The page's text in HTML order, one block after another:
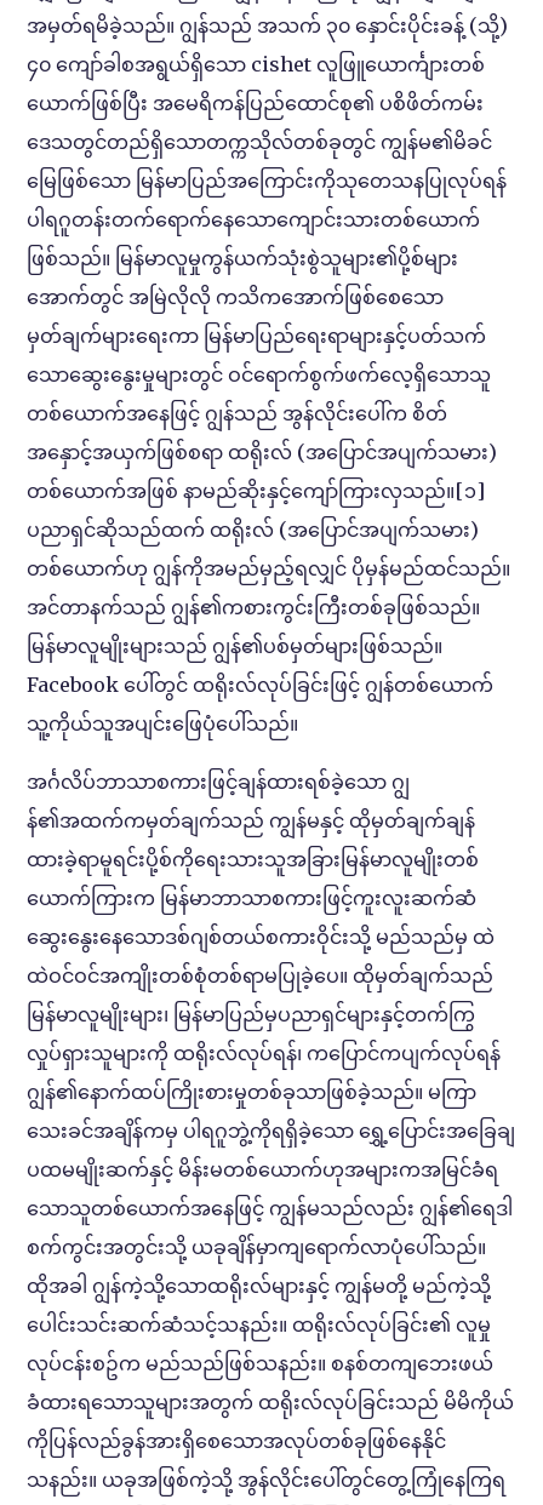
အမှတ်ရမိခဲ့သည်။ ဂျွန်သည် အသက် ၃၀ နှောင်းပိုင်းခန့် (သို့)
၄၀ ကျော်ခါစအရွယ်ရှိသော cishet လူဖြူယောင်္ကျားတစ်
ယောက်ဖြစ်ပြီး အမေရိကန်ပြည်ထောင်စု၏ ပစိဖိတ်ကမ်း
ဒေသတွင်တည်ရှိသောတက္ကသိုလ်တစ်ခုတွင် ကျွန်မ၏မိခင်
မြေဖြစ်သော မြန်မာပြည်အကြောင်းကိုသုတေသနပြုလုပ်ရန်
ပါရဂူတန်းတက်ရောက်နေသောကျောင်းသားတစ်ယောက်
ဖြစ်သည်။ မြန်မာလူမှုကွန်ယက်သုံးစွဲသူများ၏ပို့စ်များ
အောက်တွင် အမြဲလိုလို ကသိကအောက်ဖြစ်စေသော
မှတ်ချက်များရေးကာ မြန်မာပြည်ရေးရာများနှင့်ပတ်သက်
သောဆွေးနွေးမှုများတွင် ဝင်ရောက်စွက်ဖက်လေ့ရှိသောသူ
တစ်ယောက်အနေဖြင့် ဂျွန်သည် အွန်လိုင်းပေါ်က စိတ်
အနှောင့်အယှက်ဖြစ်စရာ ထရိုးလ် (အပြောင်အပျက်သမား)
တစ်ယောက်အဖြစ် နာမည်ဆိုးနှင့်ကျော်ကြားလှသည်။[၁]
ပညာရှင်ဆိုသည်ထက် ထရိုးလ် (အပြောင်အပျက်သမား)
တစ်ယောက်ဟု ဂျွန်ကိုအမည်မှည့်ရလျှင် ပိုမှန်မည်ထင်သည်။
အင်တာနက်သည် ဂျွန်၏ကစားကွင်းကြီးတစ်ခုဖြစ်သည်။
မြန်မာလူမျိုးများသည် ဂျွန်၏ပစ်မှတ်များဖြစ်သည်။
Facebook ပေါ်တွင် ထရိုးလ်လုပ်ခြင်းဖြင့် ဂျွန်တစ်ယောက်
သူ့ကိုယ်သူအပျင်းဖြေပုံပေါ်သည်။
အင်္ဂလိပ်ဘာသာစကားဖြင့်ချန်ထားရစ်ခဲ့သော ဂျွ
န်၏အထက်ကမှတ်ချက်သည် ကျွန်မနှင့် ထိုမှတ်ချက်ချန်
ထားခဲ့ရာမူရင်းပို့စ်ကိုရေးသားသူအခြားမြန်မာလူမျိုးတစ်
ယောက်ကြားက မြန်မာဘာသာစကားဖြင့်ကူးလူးဆက်ဆံ
ဆွေးနွေးနေသောဒစ်ဂျစ်တယ်စကားဝိုင်းသို့ မည်သည်မှ ထဲ
ထဲဝင်ဝင်အကျိုးတစ်စုံတစ်ရာမပြုခဲ့ပေ။ ထိုမှတ်ချက်သည်
မြန်မာလူမျိုးများ၊ မြန်မာပြည်မှပညာရှင်များနှင့်တက်ကြွ
လှုပ်ရှားသူများကို ထရိုးလ်လုပ်ရန်၊ ကပြောင်ကပျက်လုပ်ရန်
ဂျွန်၏နောက်ထပ်ကြိုးစားမှုတစ်ခုသာဖြစ်ခဲ့သည်။ မကြာ
သေးခင်အချိန်ကမှ ပါရဂူဘွဲ့ကိုရရှိခဲ့သော ရွှေ့ပြောင်းအခြေချ
ပထမမျိုးဆက်နှင့် မိန်းမတစ်ယောက်ဟုအများကအမြင်ခံရ
သောသူတစ်ယောက်အနေဖြင့် ကျွန်မသည်လည်း ဂျွန်၏ရေဒါ
စက်ကွင်းအတွင်းသို့ ယခုချိန်မှာကျရောက်လာပုံပေါ်သည်။
ထိုအခါ ဂျွန်ကဲ့သို့သောထရိုးလ်များနှင့် ကျွန်မတို့ မည်ကဲ့သို့
ပေါင်းသင်းဆက်ဆံသင့်သနည်း။ ထရိုးလ်လုပ်ခြင်း၏ လူမှု
လုပ်ငန်းစဥ်က မည်သည်ဖြစ်သနည်း။ စနစ်တကျဘေးဖယ်
ခံထားရသောသူများအတွက် ထရိုးလ်လုပ်ခြင်းသည် မိမိကိုယ်
ကိုပြန်လည်ခွန်အားရှိစေသောအလုပ်တစ်ခုဖြစ်နေနိုင်
သနည်း။ ယခုအဖြစ်ကဲ့သို့ အွန်လိုင်းပေါ်တွင်တွေ့ကြုံနေကြရ